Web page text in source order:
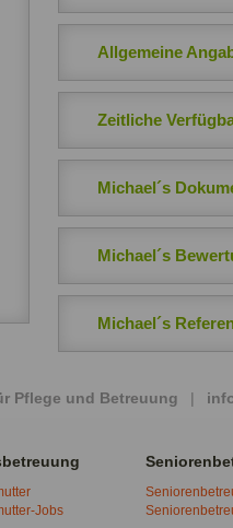
Allgemeine
Zeitliche
Michael´s
Michael´s
Michael´s
Pflege und Betreuung |
Jobs